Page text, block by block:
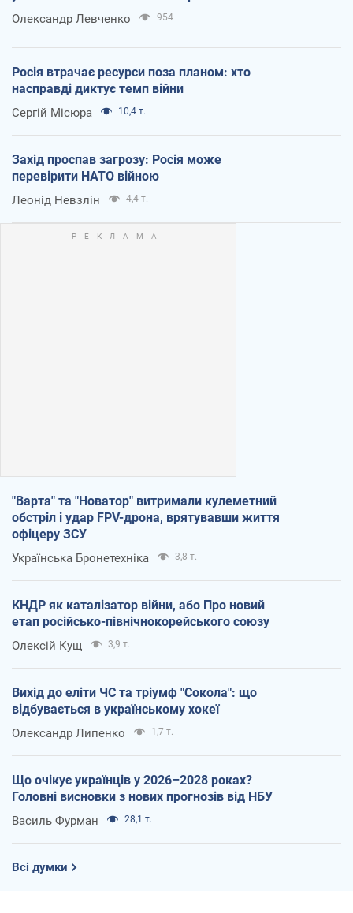
Олександр Левченко 954
Росія втрачає ресурси поза планом: хто
насправді диктує темп війни
Сергій Місюра 10,4 т.
Захід проспав загрозу: Росія може
перевірити НАТО війною
Леонід Невзлін 4,4 т.
"Варта" та "Новатор" витримали кулеметний
обстріл і удар FPV-дрона, врятувавши життя
офіцеру ЗСУ
Українська Бронетехніка 3,8 т.
КНДР як каталізатор війни, або Про новий
етап російсько-північнокорейського союзу
Олексій Кущ 3,9 т.
Вихід до еліти ЧС та тріумф "Сокола": що
відбувається в українському хокеї
Олександр Липенко 1,7 т.
Що очікує українців у 2026–2028 роках?
Головні висновки з нових прогнозів від НБУ
Василь Фурман 28,1 т.
Всі думки